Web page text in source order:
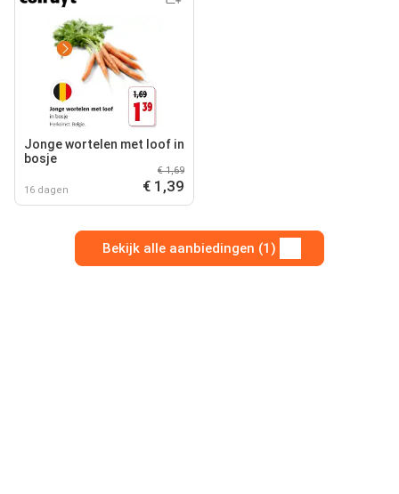
Jonge wortelen met loof in
bosje
16 dagen
€ 1,69
€ 1,39
Bekijk alle aanbiedingen (1)